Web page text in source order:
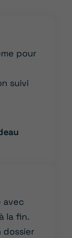
pour
suivi
avec
la fin.
dossier